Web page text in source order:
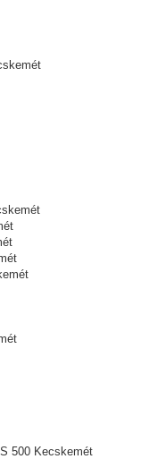
500 Kecskemét